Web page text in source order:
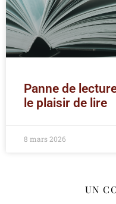
Panne de
le plaisir de lire
8 mars 2026
UN